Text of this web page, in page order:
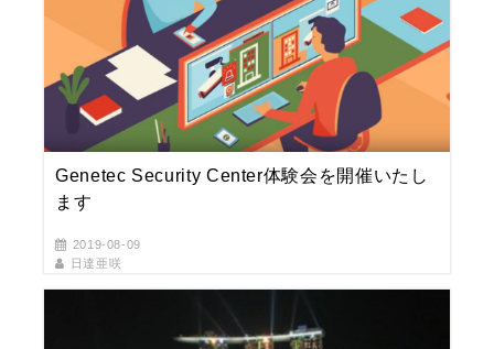
Genetec Security Center体験会を開催いたし
ます
2019-08-09
日達亜咲